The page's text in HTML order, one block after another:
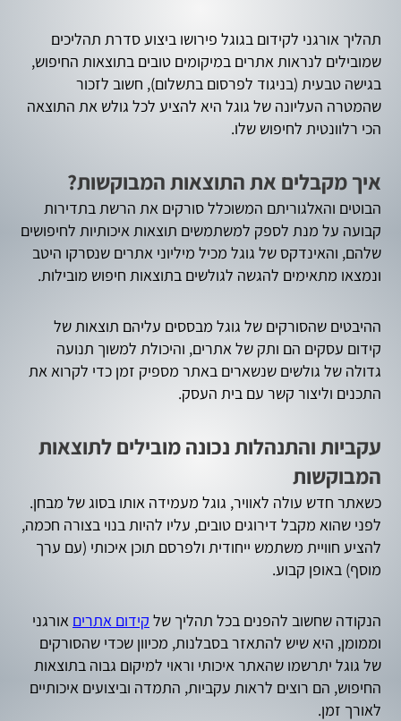
תהליך אורגני לקידום בגוגל פירושו ביצוע סדרת תהליכים
שמובילים לנראות אתרים במיקומים טובים בתוצאות החיפוש,
בגישה טבעית (בניגוד לפרסום בתשלום), חשוב לזכור
שהמטרה העליונה של גוגל היא להציע לכל גולש את התוצאה
הכי רלוונטית לחיפוש שלו.
איך מקבלים את התוצאות המבוקשות?
הבוטים והאלגוריתם המשוכלל סורקים את הרשת בתדירות
קבועה על מנת לספק למשתמשים תוצאות איכותיות לחיפושים
שלהם, והאינדקס של גוגל מכיל מיליוני אתרים שנסרקו היטב
ונמצאו מתאימים להגשה לגולשים בתוצאות חיפוש מובילות.
ההיבטים שהסורקים של גוגל מבססים עליהם תוצאות של
קידום עסקים הם ותק של אתרים, והיכולת למשוך תנועה
גדולה של גולשים שנשארים באתר מספיק זמן כדי לקרוא את
התכנים וליצור קשר עם בית העסק.
עקביות והתנהלות נכונה מובילים לתוצאות
המבוקשות
כשאתר חדש עולה לאוויר, גוגל מעמידה אותו בסוג של מבחן.
לפני שהוא מקבל דירוגים טובים, עליו להיות בנוי בצורה חכמה,
להציע חוויית משתמש ייחודית ולפרסם תוכן איכותי (עם ערך
מוסף) באופן קבוע.
הנקודה שחשוב להפנים בכל תהליך של קידום אתרים אורגני
וממומן, היא שיש להתאזר בסבלנות, מכיוון שכדי שהסורקים
של גוגל יתרשמו שהאתר איכותי וראוי למיקום גבוה בתוצאות
החיפוש, הם רוצים לראות עקביות, התמדה וביצועים איכותיים
לאורך זמן.